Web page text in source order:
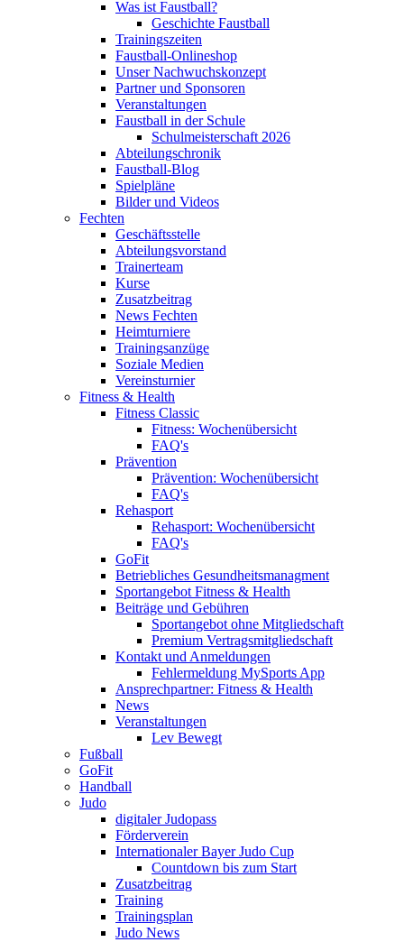
Was ist Faustball?
Geschichte Faustball
Trainingszeiten
Faustball-Onlineshop
Unser Nachwuchskonzept
Partner und Sponsoren
Veranstaltungen
Faustball in der Schule
Schulmeisterschaft 2026
Abteilungschronik
Faustball-Blog
Spielpläne
Bilder und Videos
Fechten
Geschäftsstelle
Abteilungsvorstand
Trainerteam
Kurse
Zusatzbeitrag
News Fechten
Heimturniere
Trainingsanzüge
Soziale Medien
Vereinsturnier
Fitness & Health
Fitness Classic
Fitness: Wochenübersicht
FAQ's
Prävention
Prävention: Wochenübersicht
FAQ's
Rehasport
Rehasport: Wochenübersicht
FAQ's
GoFit
Betriebliches Gesundheitsmanagment
Sportangebot Fitness & Health
Beiträge und Gebühren
Sportangebot ohne Mitgliedschaft
Premium Vertragsmitgliedschaft
Kontakt und Anmeldungen
Fehlermeldung MySports App
Ansprechpartner: Fitness & Health
News
Veranstaltungen
Lev Bewegt
Fußball
GoFit
Handball
Judo
digitaler Judopass
Förderverein
Internationaler Bayer Judo Cup
Countdown bis zum Start
Zusatzbeitrag
Training
Trainingsplan
Judo News